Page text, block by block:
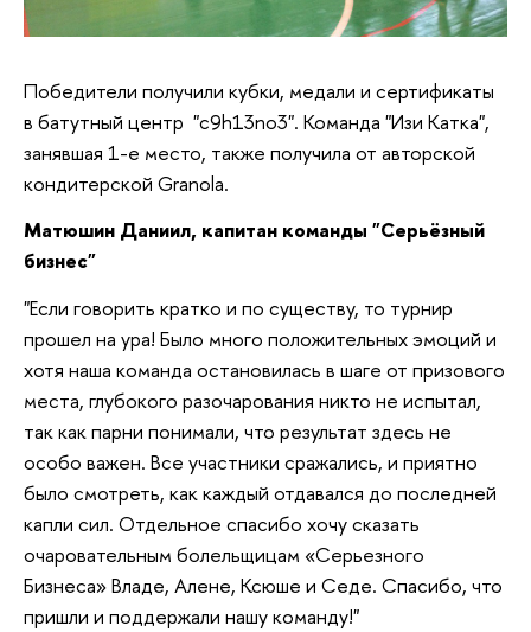
Победители получили кубки, медали и сертификаты
в батутный центр "c9h13no3". Команда "Изи Катка",
занявшая 1-е место, также получила от авторской
кондитерской Granola.
Матюшин Даниил, капитан команды "Серьёзный
бизнес"
"Если говорить кратко и по существу, то турнир
прошел на ура! Было много положительных эмоций и
хотя наша команда остановилась в шаге от призового
места, глубокого разочарования никто не испытал,
так как парни понимали, что результат здесь не
особо важен. Все участники сражались, и приятно
было смотреть, как каждый отдавался до последней
капли сил. Отдельное спасибо хочу сказать
очаровательным болельщицам «Серьезного
Бизнеса» Владе, Алене, Ксюше и Седе. Спасибо, что
пришли и поддержали нашу команду!"